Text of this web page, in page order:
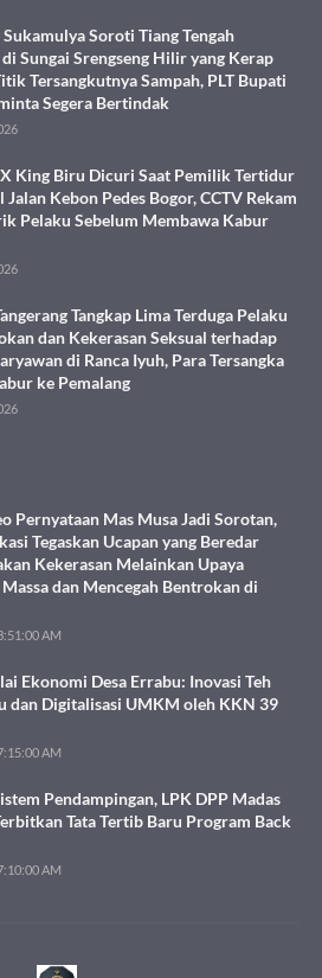
Sukamulya Soroti Tiang Tengah
Sungai Srengseng Hilir yang Kerap
Tersangkutnya Sampah, PLT Bupati
Segera Bertindak
King Biru Dicuri Saat Pemilik Tertidur
Jalan Kebon Pedes Bogor, CCTV Rekam
Pelaku Sebelum Membawa Kabur
Tangkap Lima Terduga Pelaku
dan Kekerasan Seksual terhadap
di Ranca Iyuh, Para Tersangka
ke Pemalang
Pernyataan Mas Musa Jadi Sorotan,
Tegaskan Ucapan yang Beredar
Kekerasan Melainkan Upaya
dan Mencegah Bentrokan di
AM
Ekonomi Desa Errabu: Inovasi Teh
dan Digitalisasi UMKM oleh KKN 39
AM
Pendampingan, LPK DPP Madas
Tata Tertib Baru Program Back
AM